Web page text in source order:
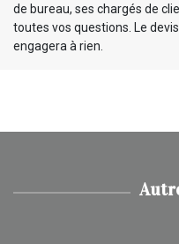
de bureau, ses chargés de
toutes vos questions. Le
engagera à rien.